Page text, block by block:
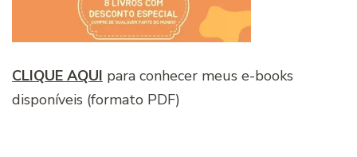
CLIQUE AQUI para conhecer meus e-books
disponíveis (formato PDF)